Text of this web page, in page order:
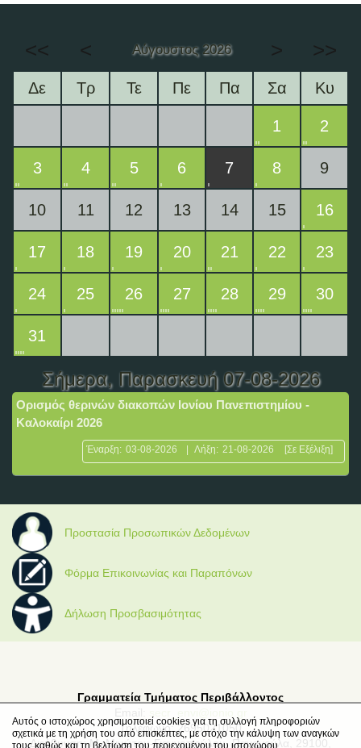
<< < Αύγουστος 2026 > >>
Δε Τρ Τε Πε Πα Σα Κυ
1 2
3 4 5 6 7 8 9
10 11 12 13 14 15 16
17 18 19 20 21 22 23
24 25 26 27 28 29 30
31
Σήμερα, Παρασκευή 07-08-2026
Ορισμός θερινών διακοπών Ιονίου Πανεπιστημίου -
Καλοκαίρι 2026
Έναρξη: 03-08-2026 Λήξη: 21-08-2026 [Σε Εξέλιξη]
Προστασία Προσωπικών Δεδομένων
Φόρμα Επικοινωνίας και Παραπόνων
Δήλωση Προσβασιμότητας
Γραμματεία Τμήματος Περιβάλλοντος
Email:
Τηλέφωνο: 2695021050
Διεύθυνση: Μ. Μινώτου-Γιαννοπούλου, Παναγούλα, 29100,
Αυτός ο ιστοχώρος χρησιμοποιεί cookies για τη συλλογή πληροφοριών
σχετικά με τη χρήση του από επισκέπτες, με στόχο την κάλυψη των αναγκών
τους καθώς και τη βελτίωση του περιεχομένου του ιστοχώρου.